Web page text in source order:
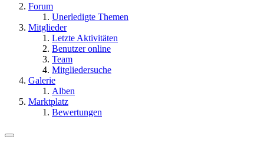
Forum
Unerledigte Themen
Mitglieder
Letzte Aktivitäten
Benutzer online
Team
Mitgliedersuche
Galerie
Alben
Marktplatz
Bewertungen